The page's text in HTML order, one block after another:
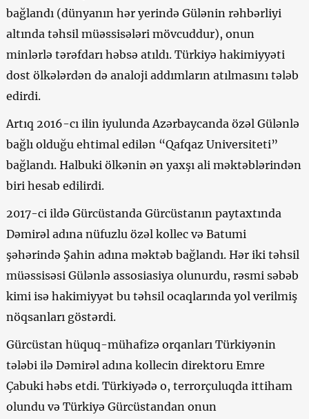
bağlandı (dünyanın hər yerində Gülənin rəhbərliyi
altında təhsil müəssisələri mövcuddur), onun
minlərlə tərəfdarı həbsə atıldı. Türkiyə hakimiyyəti
dost ölkələrdən də analoji addımların atılmasını tələb
edirdi.
Artıq 2016-cı ilin iyulunda Azərbaycanda özəl Gülənlə
bağlı olduğu ehtimal edilən “Qafqaz Universiteti”
bağlandı. Halbuki ölkənin ən yaxşı ali məktəblərindən
biri hesab edilirdi.
2017-ci ildə Gürcüstanda Gürcüstanın paytaxtında
Dəmirəl adına nüfuzlu özəl kollec və Batumi
şəhərində Şahin adına məktəb bağlandı. Hər iki təhsil
müəssisəsi Gülənlə assosiasiya olunurdu, rəsmi səbəb
kimi isə hakimiyyət bu təhsil ocaqlarında yol verilmiş
nöqsanları göstərdi.
Gürcüstan hüquq-mühafizə orqanları Türkiyənin
tələbi ilə Dəmirəl adına kollecin direktoru Emre
Çabuki həbs etdi. Türkiyədə o, terrorçuluqda ittiham
olundu və Türkiyə Gürcüstandan onun